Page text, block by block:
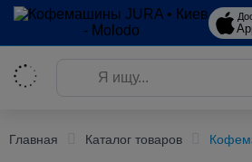
Главная Каталог товаров